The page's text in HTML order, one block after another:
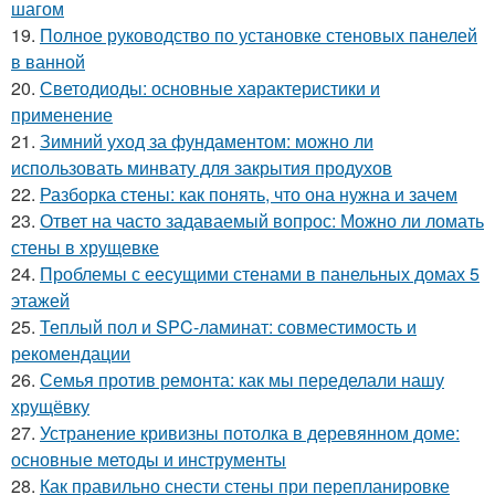
шагом
19. Полное руководство по установке стеновых панелей
в ванной
20. Светодиоды: основные характеристики и
применение
21. Зимний уход за фундаментом: можно ли
использовать минвату для закрытия продухов
22. Разборка стены: как понять, что она нужна и зачем
23. Ответ на часто задаваемый вопрос: Можно ли ломать
стены в хрущевке
24. Проблемы с еесущими стенами в панельных домах 5
этажей
25. Теплый пол и SPC-ламинат: совместимость и
рекомендации
26. Семья против ремонта: как мы переделали нашу
хрущёвку
27. Устранение кривизны потолка в деревянном доме:
основные методы и инструменты
28. Как правильно снести стены при перепланировке